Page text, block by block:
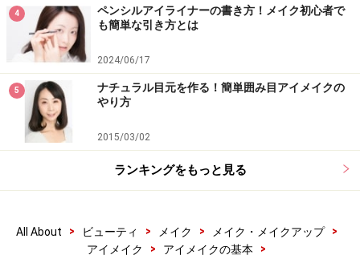
4
ペンシルアイライナーの書き方！メイク初心者で
も簡単な引き方とは
2024/06/17
5
ナチュラル目元を作る！簡単囲み目アイメイクの
やり方
2015/03/02
ランキングをもっと見る
All About > ビューティ > メイク > メイク・メイクアップ
>
アイメイク
> アイメイクの基本
>